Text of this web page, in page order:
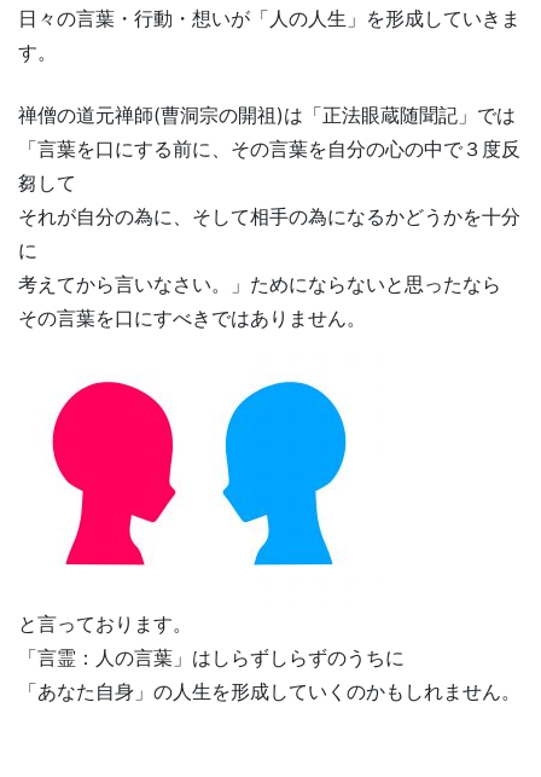
日々の言葉・行動・想いが「人の人生」を形成していきま
す。
禅僧の道元禅師(曹洞宗の開祖)は「正法眼蔵随聞記」では
「言葉を口にする前に、その言葉を自分の心の中で３度反
芻して
それが自分の為に、そして相手の為になるかどうかを十分
に
考えてから言いなさい。」ためにならないと思ったなら
その言葉を口にすべきではありません。
と言っております。
「言霊：人の言葉」はしらずしらずのうちに
「あなた自身」の人生を形成していくのかもしれません。